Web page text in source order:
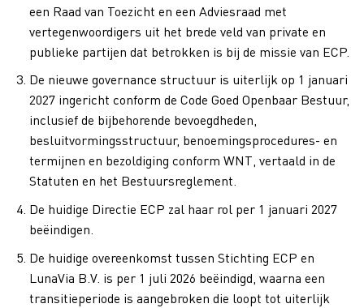
een Raad van Toezicht en een Adviesraad met
vertegenwoordigers uit het brede veld van private en
publieke partijen dat betrokken is bij de missie van ECP.
De nieuwe governance structuur is uiterlijk op 1 januari
2027 ingericht conform de Code Goed Openbaar Bestuur,
inclusief de bijbehorende bevoegdheden,
besluitvormingsstructuur, benoemingsprocedures- en
termijnen en bezoldiging conform WNT, vertaald in de
Statuten en het Bestuursreglement.
De huidige Directie ECP zal haar rol per 1 januari 2027
beëindigen.
De huidige overeenkomst tussen Stichting ECP en
LunaVia B.V. is per 1 juli 2026 beëindigd, waarna een
transitieperiode is aangebroken die loopt tot uiterlijk